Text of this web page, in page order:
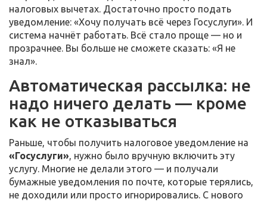
налоговых вычетах. Достаточно просто подать
уведомление: «Хочу получать всё через Госуслуги». И
система начнёт работать. Всё стало проще — но и
прозрачнее. Вы больше не сможете сказать: «Я не
знал».
Автоматическая рассылка: не
надо ничего делать — кроме
как не отказываться
Раньше, чтобы получить налоговое уведомление на
«Госуслуги», нужно было вручную включить эту
услугу. Многие не делали этого — и получали
бумажные уведомления по почте, которые терялись,
не доходили или просто игнорировались. С нового